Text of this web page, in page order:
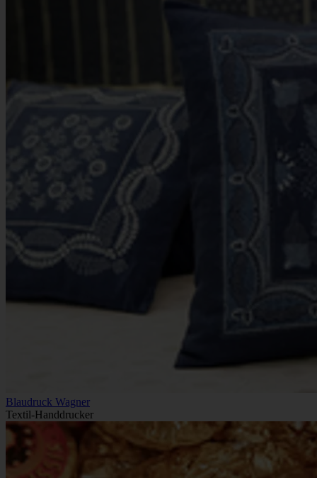
Blaudruck Wagner
Textil-Handdrucker